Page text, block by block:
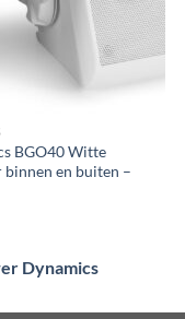
BGO40 Witte
binnen en buiten –
Dynamics